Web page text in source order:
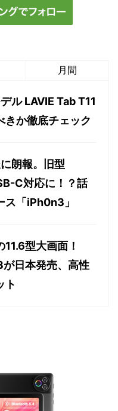
月間
ル LAVIE Tab T11
きか徹底チェック
朗報。旧型
C対応に！？話
ス「iPh0n3」
型大画面！
が日本発売、高性
ト